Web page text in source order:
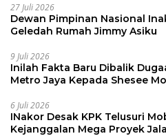
27 Juli 2026
Dewan Pimpinan Nasional
Geledah Rumah Jimmy Asiku
9 Juli 2026
Inilah Fakta Baru Dibalik
Metro Jaya Kepada Shesee
6 Juli 2026
INakor Desak KPK Telusuri
Kejanggalan Mega Proyek